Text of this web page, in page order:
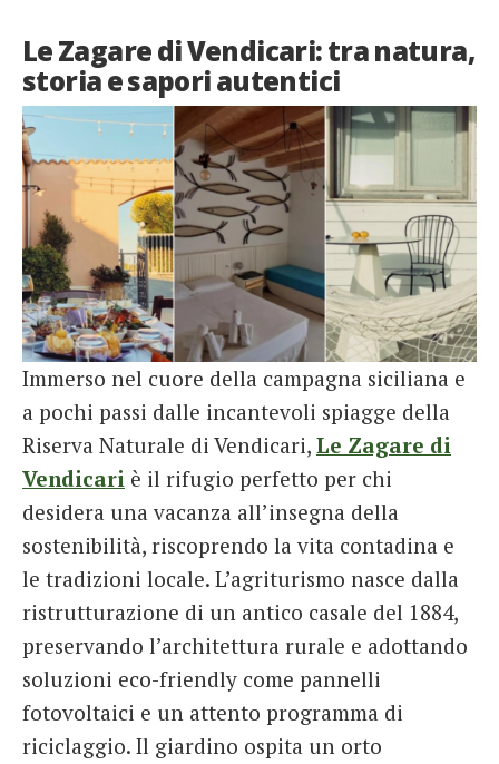
Le Zagare di Vendicari: tra natura,
storia e sapori autentici
Immerso nel cuore della campagna siciliana e
a pochi passi dalle incantevoli spiagge della
Riserva Naturale di Vendicari, Le Zagare di
Vendicari è il rifugio perfetto per chi
desidera una vacanza all’insegna della
sostenibilità, riscoprendo la vita contadina e
le tradizioni locale. L’agriturismo nasce dalla
ristrutturazione di un antico casale del 1884,
preservando l’architettura rurale e adottando
soluzioni eco-friendly come pannelli
fotovoltaici e un attento programma di
riciclaggio. Il giardino ospita un orto